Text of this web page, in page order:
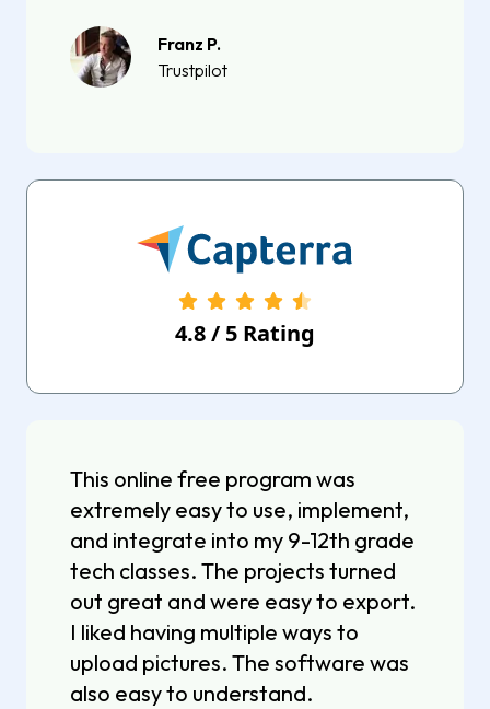
Franz P.
Trustpilot
4.8/ 5 Rating
This online free program was
extremely easy to use, implement,
and integrate into my 9-12th grade
tech classes. The projects turned
out great and were easy to export.
I liked having multiple ways to
upload pictures. The software was
also easy to understand.